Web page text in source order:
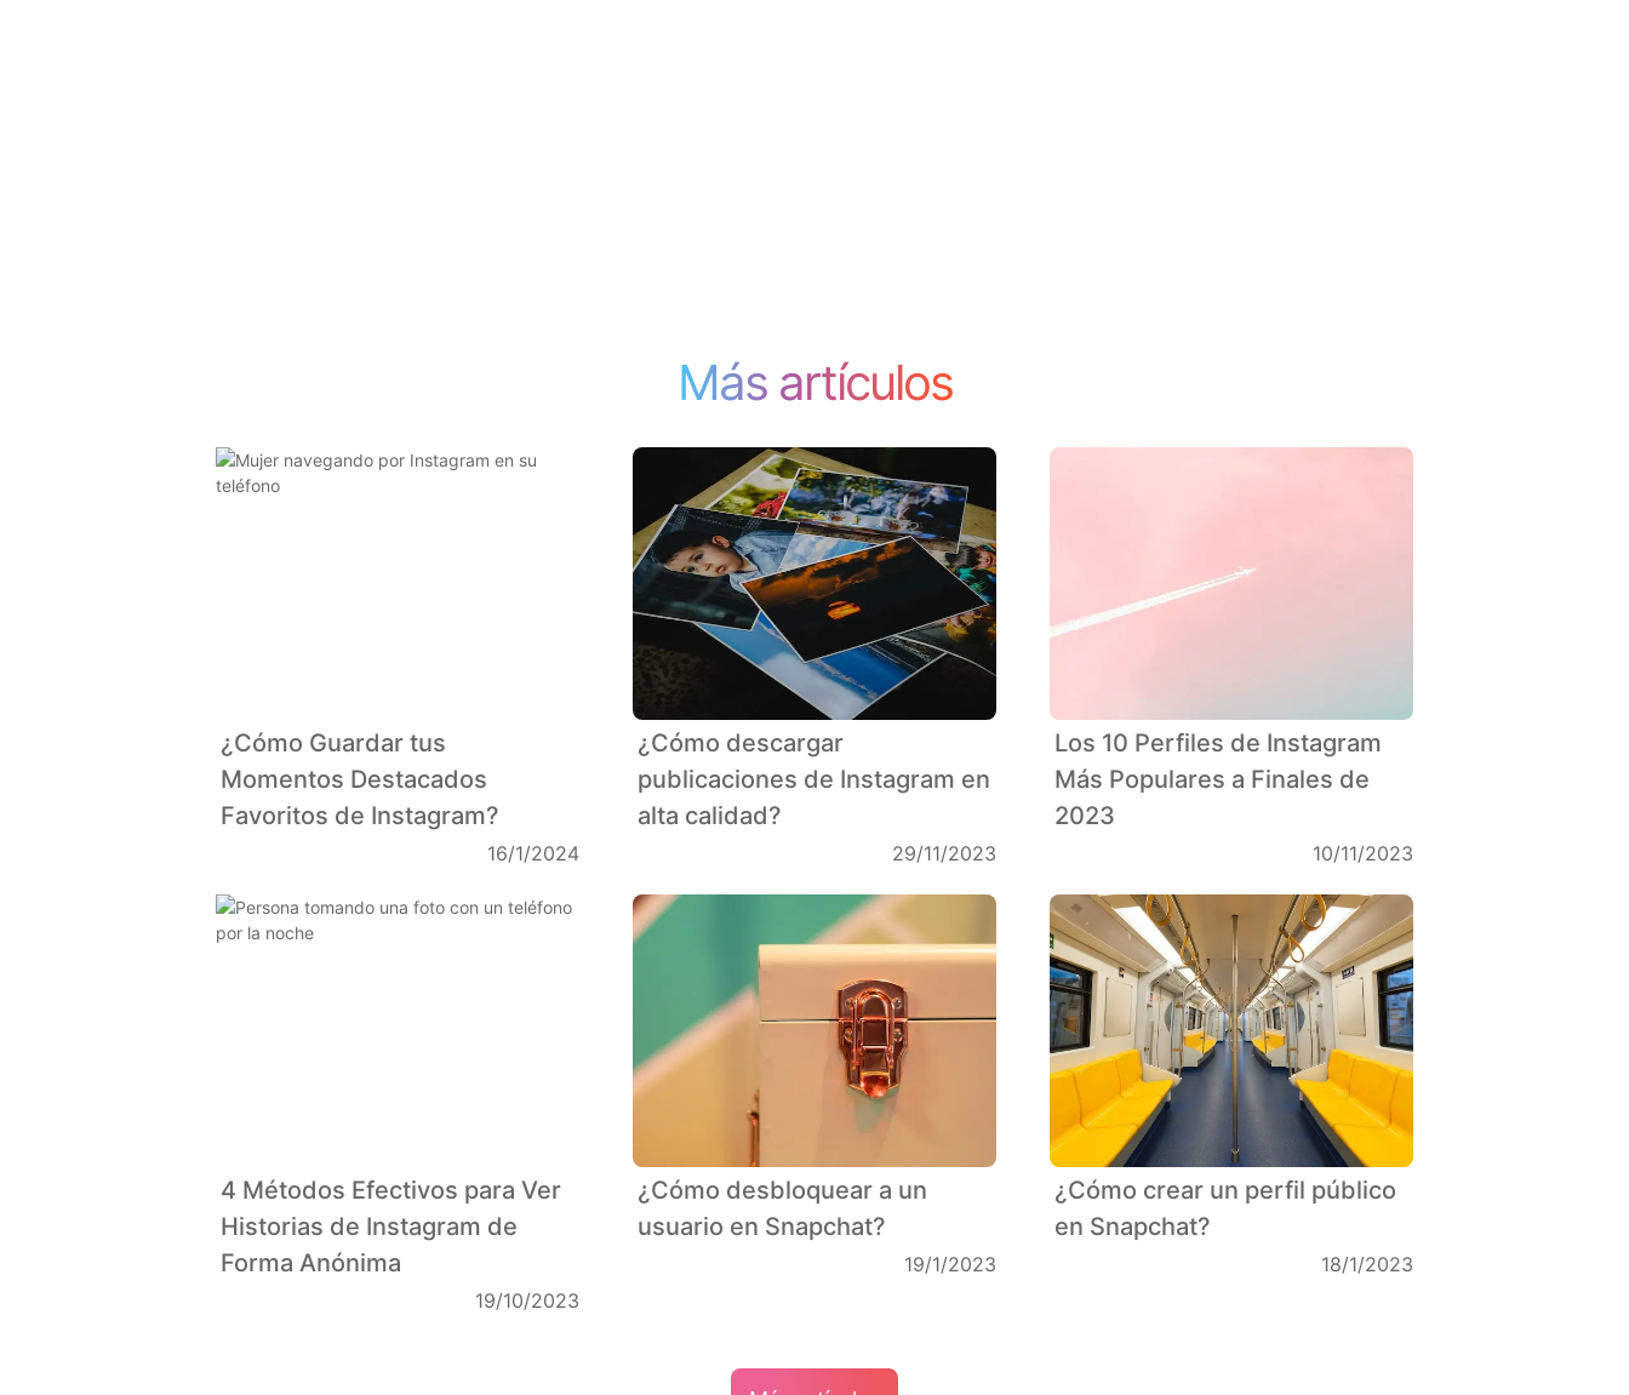
Más artículos
¿Cómo Guardar tus
Momentos Destacados
Favoritos de Instagram?
16/1/2024
¿Cómo descargar
publicaciones de Instagram en
alta calidad?
29/11/2023
Los 10 Perfiles de Instagram
Más Populares a Finales de
2023
10/11/2023
4 Métodos Efectivos para Ver
Historias de Instagram de
Forma Anónima
19/10/2023
¿Cómo desbloquear a un
usuario en Snapchat?
19/1/2023
¿Cómo crear un perfil público
en Snapchat?
18/1/2023